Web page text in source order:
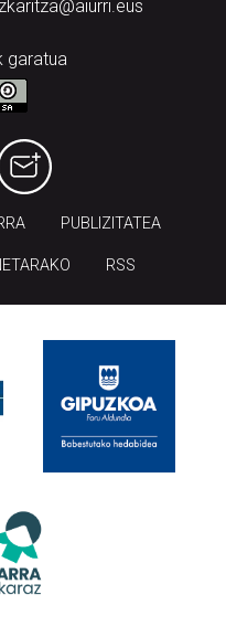
garatua
PUBLIZITATEA
RSS